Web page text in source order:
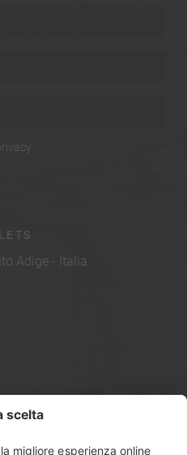
Adige - Italia